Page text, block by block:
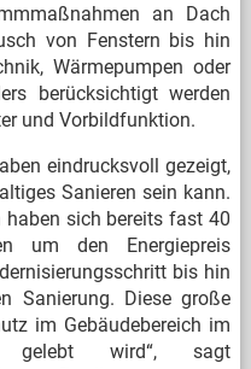
an Dach
von Fenstern bis hin
Wärmepumpen oder
berücksichtigt werden
und Vorbildfunktion.
eindrucksvoll gezeigt,
Sanieren sein kann.
haben sich bereits fast 40
um den Energiepreis
bis hin
Sanierung. Diese große
im Gebäudebereich im
gelebt wird“, sagt